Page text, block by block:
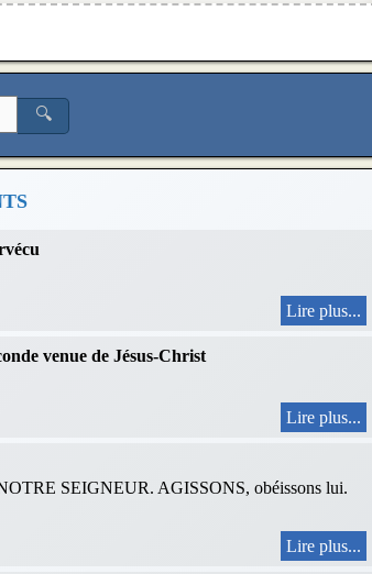
🔍
Lire plus...
venue de Jésus-Christ
Lire plus...
SEIGNEUR. AGISSONS, obéissons lui.
Lire plus...